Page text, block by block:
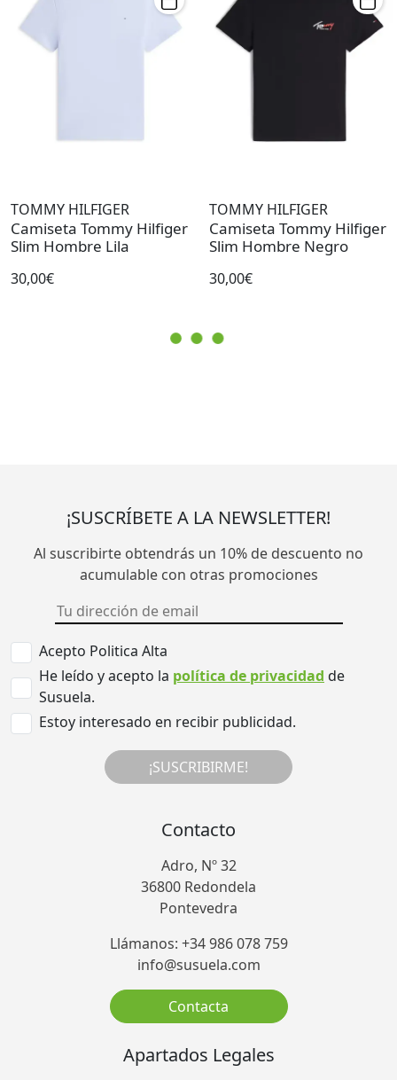
TOMMY HILFIGER
Camiseta Tommy Hilfiger
Slim Hombre Lila
30,00€
TOMMY HILFIGER
Camiseta Tommy Hilfiger
Slim Hombre Negro
30,00€
¡SUSCRÍBETE A LA NEWSLETTER!
Al suscribirte obtendrás un 10% de descuento no
acumulable con otras promociones
Acepto Politica Alta
He leído y acepto la política de privacidad de
Susuela.
Estoy interesado en recibir publicidad.
¡SUSCRIBIRME!
Contacto
Adro, Nº 32
36800 Redondela
Pontevedra
Llámanos: +34 986 078 759
info@susuela.com
Contacta
Apartados Legales